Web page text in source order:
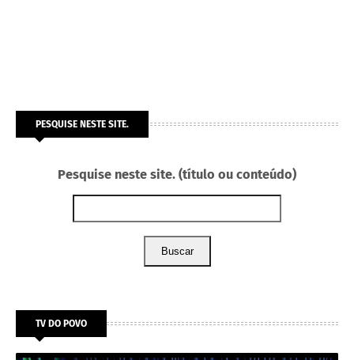
PESQUISE NESTE SITE.
Pesquise neste site. (título ou conteúdo)
Buscar
TV DO POVO